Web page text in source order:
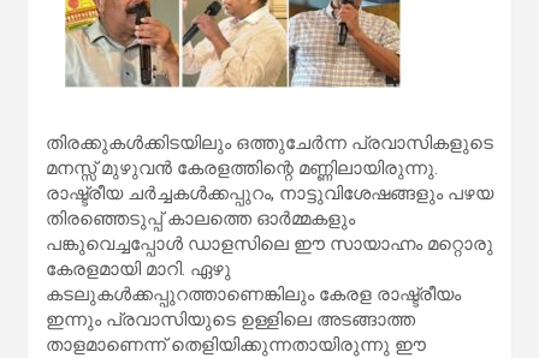
തിരക്കുകൾക്കിടയിലും ഒത്തുചേർന്ന പ്രവാസികളുടെ
മനസ്സ് മുഴുവൻ കേരളത്തിന്റെ മണ്ണിലായിരുന്നു.
രാഷ്ട്രീയ ചർച്ചകൾക്കപ്പുറം, നാട്ടുവിശേഷങ്ങളും പഴയ
തിരഞ്ഞെടുപ്പ് കാലത്തെ ഓർമ്മകളും
പങ്കുവെച്ചപ്പോൾ ഡാളസിലെ ഈ സായാഹ്നം മറ്റൊരു
കേരളമായി മാറി. ഏഴു
കടലുകൾക്കപ്പുറത്താണെങ്കിലും കേരള രാഷ്ട്രീയം
ഇന്നും പ്രവാസിയുടെ ഉള്ളിലെ അടങ്ങാത്ത
താളമാണെന്ന് തെളിയിക്കുന്നതായിരുന്നു ഈ